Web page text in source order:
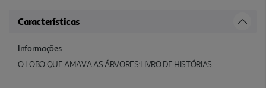
Características
Informações
O LOBO QUE AMAVA AS ÁRVORES:LIVRO DE HISTÓRIAS